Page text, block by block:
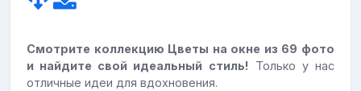
Смотрите коллекцию Цветы на окне из 69 фото
и найдите свой идеальный стиль! Только у нас
отличные идеи для вдохновения.